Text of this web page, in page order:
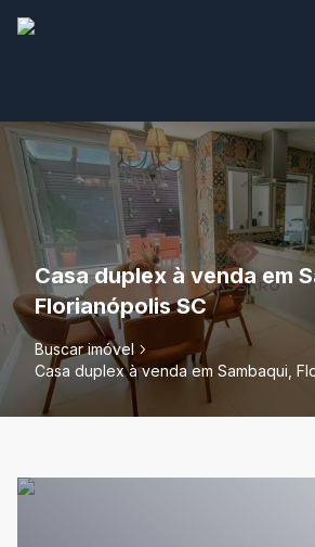
Casa duplex à venda em
Florianópolis SC
Buscar imóvel
Casa duplex à venda em Sambaqui,